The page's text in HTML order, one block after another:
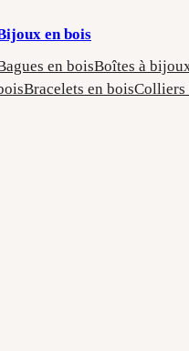
en bois
en boisBoîtes à
Bracelets en boisColliers